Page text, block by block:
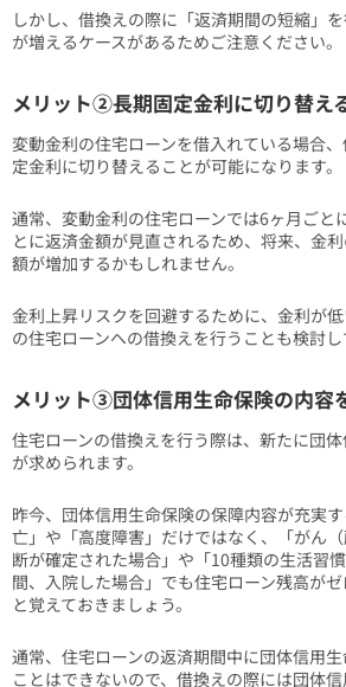
しかし、借換えの際に「返済期間の短縮」
が増えるケースがあるためご注意ください。
メリット②長期固定金利に切り替え
変動金利の住宅ローンを借入れている場合
定金利に切り替えることが可能になります。
通常、変動金利の住宅ローンでは6ヶ月ごと
とに返済金額が見直されるため、将来、金
額が増加するかもしれません。
金利上昇リスクを回避するために、金利が
の住宅ローンへの借換えを行うことも検討し
メリット③団体信用生命保険の内容
住宅ローンの借換えを行う際は、新たに団
が求められます。
昨今、団体信用生命保険の保障内容が充実
亡」や「高度障害」だけではなく、「がん
断が確定された場合」や「10種類の生活習
間、入院した場合」でも住宅ローン残高が
と覚えておきましょう。
通常、住宅ローンの返済期間中に団体信用
ことはできないので、借換えの際には団体